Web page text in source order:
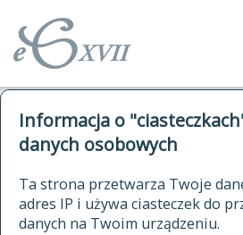
Informacja o
danych osobowych
Ta strona przetwarza Twoje
adres IP i używa ciasteczek do
danych na Twoim urządzeniu.
autorzy Słownika
historia
publikacje
źródła
kwerendy
jak cytować Słownik
JĘZYKA